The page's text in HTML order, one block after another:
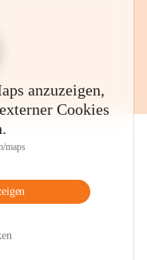
anzuzeigen,
Cookies
maps